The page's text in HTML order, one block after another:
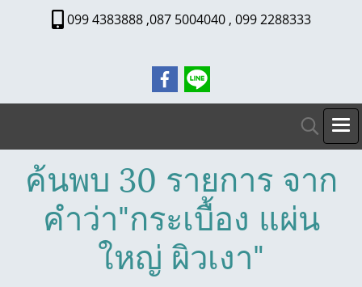
099 4383888 ,087 5004040 , 099 2288333
ค้นพบ 30 รายการ จาก
คำว่า"กระเบื้อง แผ่น
ใหญ่ ผิวเงา"